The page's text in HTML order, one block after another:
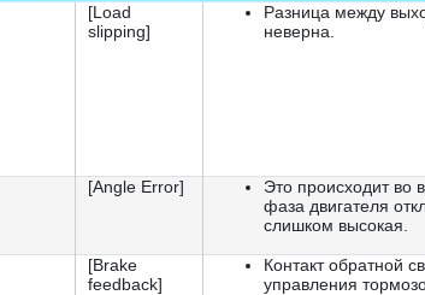
[Load
slipping]
Разница между
неверна.
[Angle Error]
Это происходит во
фаза двигателя
слишком высокая.
[Brake
feedback]
Контакт обратной
управления